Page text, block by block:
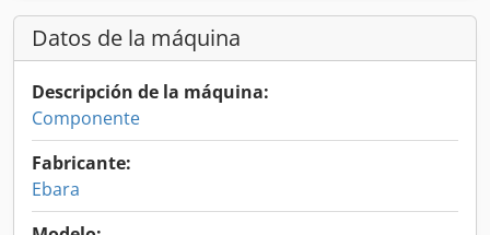
Datos de la máquina
Descripción de la máquina:
Componente
Fabricante:
Ebara